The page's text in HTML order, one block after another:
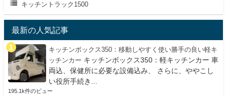
キッチントラック1500
最新の人気記事
キッチンボックス350：移動しやすく使い勝手の良い軽キ
ッチンカー キッチンボックス350：軽キッチンカー 車
両込、保健所に必要な設備込み、 さらに、ややこし
い役所手続き...
195.1k件のビュー